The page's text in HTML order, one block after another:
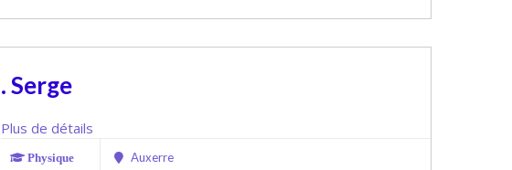
. Serge
Plus de détails
Physique Auxerre